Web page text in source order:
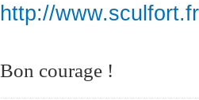
http://
Bon courage !